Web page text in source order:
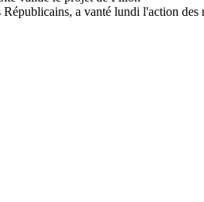
a vanté lundi l'action